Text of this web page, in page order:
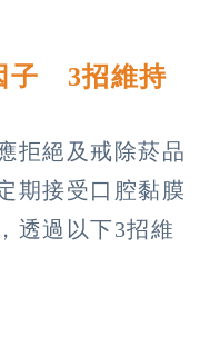
子 3招維持
拒絕及戒除菸品
期接受口腔黏膜
透過以下3招維